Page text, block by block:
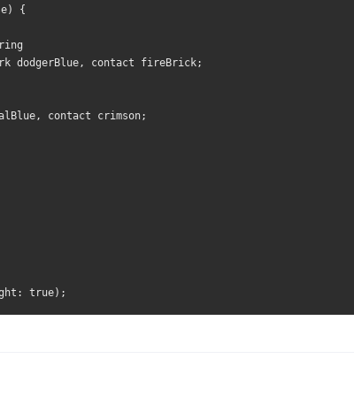
{
dodgerBlue, contact fireBrick;
contact crimson;
true);